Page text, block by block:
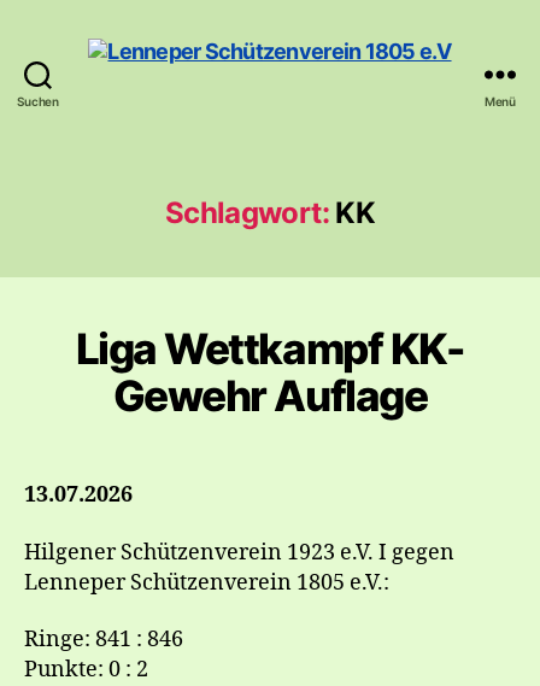
Suchen
e.V
Menü
Schlagwort: KK
Liga Wettkampf KK-
Gewehr Auflage
13.07.2026
Hilgener Schützenverein 1923 e.V. I gegen
Lenneper Schützenverein 1805 e.V.:
Ringe: 841 : 846
Punkte: 0 : 2